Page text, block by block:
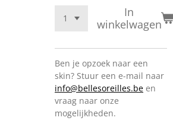
In
winkelwagen
Ben je opzoek naar een
skin? Stuur een e-mail naar
info@bellesoreilles.be en
vraag naar onze
mogelijkheden.